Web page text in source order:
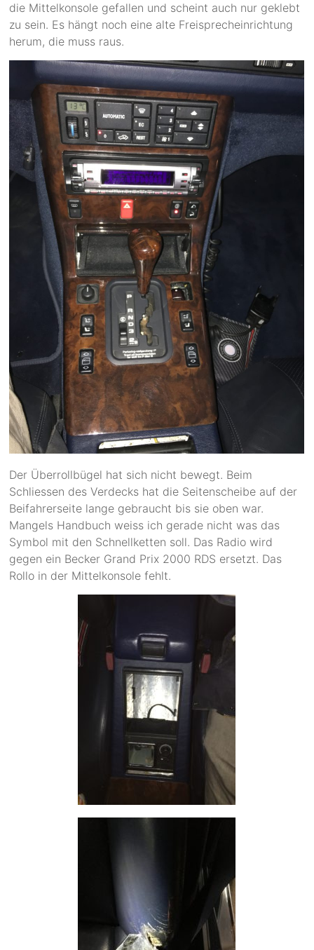
die Mittelkonsole gefallen und scheint auch nur geklebt
zu sein. Es hängt noch eine alte Freisprecheinrichtung
herum, die muss raus.
Der Überrollbügel hat sich nicht bewegt. Beim
Schliessen des Verdecks hat die Seitenscheibe auf der
Beifahrerseite lange gebraucht bis sie oben war.
Mangels Handbuch weiss ich gerade nicht was das
Symbol mit den Schnellketten soll. Das Radio wird
gegen ein Becker Grand Prix 2000 RDS ersetzt. Das
Rollo in der Mittelkonsole fehlt.